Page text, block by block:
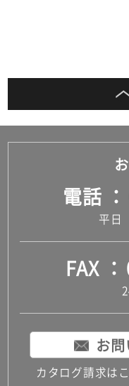
電話
平日
FAX
お
カタログ請求は